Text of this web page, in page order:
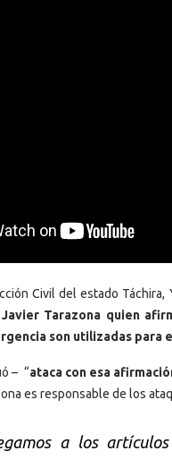
Civil del estado
Tarazona quien
son utilizadas
– “ataca con esa
es responsable de los
a los